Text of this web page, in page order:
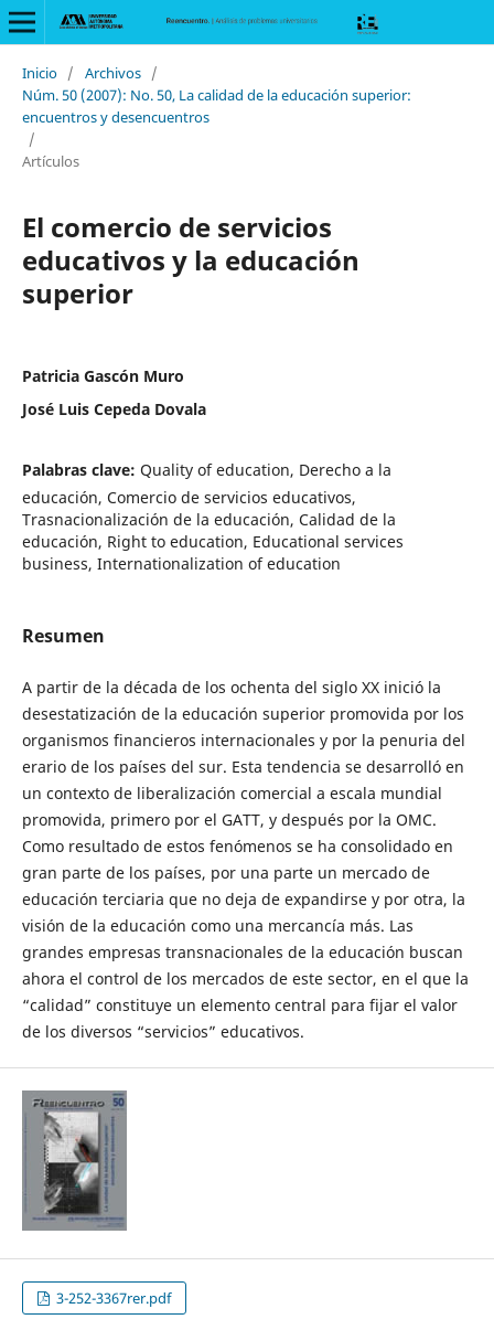
Inicio / Archivos /
Núm. 50 (2007): No. 50, La calidad de la educación superior:
encuentros y desencuentros
/
Artículos
El comercio de servicios
educativos y la educación
superior
Patricia Gascón Muro
José Luis Cepeda Dovala
Palabras clave: Quality of education, Derecho a la
educación, Comercio de servicios educativos,
Trasnacionalización de la educación, Calidad de la
educación, Right to education, Educational services
business, Internationalization of education
Resumen
A partir de la década de los ochenta del siglo XX inició la
desestatización de la educación superior promovida por los
organismos financieros internacionales y por la penuria del
erario de los países del sur. Esta tendencia se desarrolló en
un contexto de liberalización comercial a escala mundial
promovida, primero por el GATT, y después por la OMC.
Como resultado de estos fenómenos se ha consolidado en
gran parte de los países, por una parte un mercado de
educación terciaria que no deja de expandirse y por otra, la
visión de la educación como una mercancía más. Las
grandes empresas transnacionales de la educación buscan
ahora el control de los mercados de este sector, en el que la
“calidad” constituye un elemento central para fijar el valor
de los diversos “servicios” educativos.
3-252-3367rer.pdf